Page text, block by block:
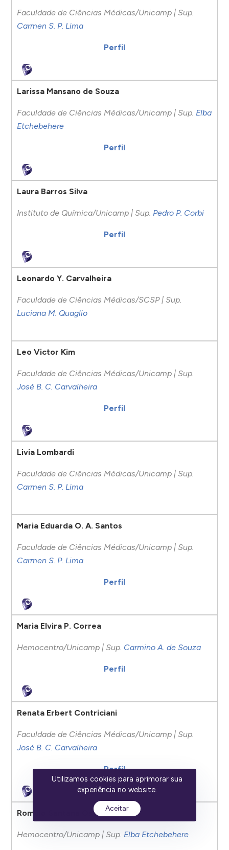
Faculdade de Ciências Médicas/Unicamp | Sup.
Carmen S. P. Lima
Perfil
Larissa Mansano de Souza
Faculdade de Ciências Médicas/Unicamp | Sup. Elba
Etchebehere
Perfil
Laura Barros Silva
Instituto de Química/Unicamp | Sup. Pedro P. Corbi
Perfil
Leonardo Y. Carvalheira
Faculdade de Ciências Médicas/SCSP | Sup.
Luciana M. Quaglio
Leo Victor Kim
Faculdade de Ciências Médicas/Unicamp | Sup.
José B. C. Carvalheira
Perfil
Livia Lombardi
Faculdade de Ciências Médicas/Unicamp | Sup.
Carmen S. P. Lima
Maria Eduarda O. A. Santos
Faculdade de Ciências Médicas/Unicamp | Sup.
Carmen S. P. Lima
Perfil
Maria Elvira P. Correa
Hemocentro/Unicamp | Sup. Carmino A. de Souza
Perfil
Renata Erbert Contriciani
Faculdade de Ciências Médicas/Unicamp | Sup.
José B. C. Carvalheira
Perfil
Romulo Santana Osthues
Hemocentro/Unicamp | Sup. Elba Etchebehere
Utilizamos cookies para aprimorar sua
experiência no website.
Aceitar